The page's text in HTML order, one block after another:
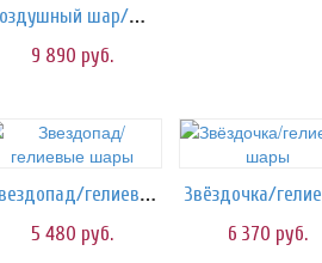
Воздушный шар/шарики
9 890 руб.
Звездопад/гелиевые шары
5 480 руб. 6 370 руб.